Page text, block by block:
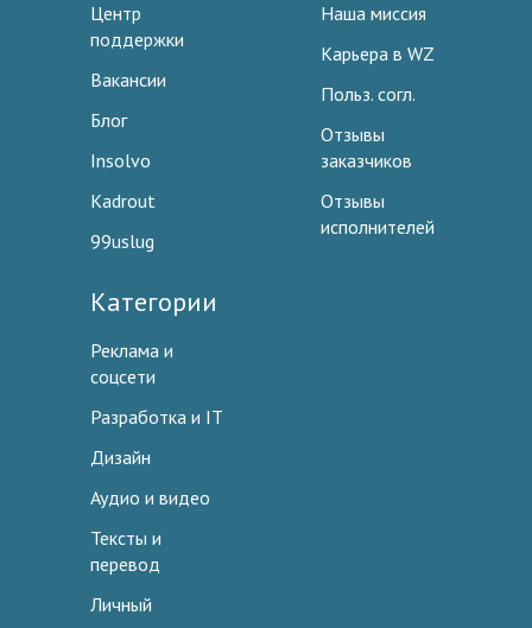
Центр
поддержки
Вакансии
Блог
Insolvo
Kadrout
99uslug
Наша миссия
Карьера в WZ
Польз. согл.
Отзывы
заказчиков
Отзывы
исполнителей
Категории
Реклама и
соцсети
Разработка и IT
Дизайн
Аудио и видео
Тексты и
перевод
Личный